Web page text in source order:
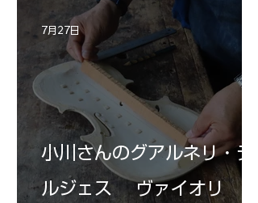
小川さんのグアルネリ・デ
ルジェス ヴァイオリ
7月27日